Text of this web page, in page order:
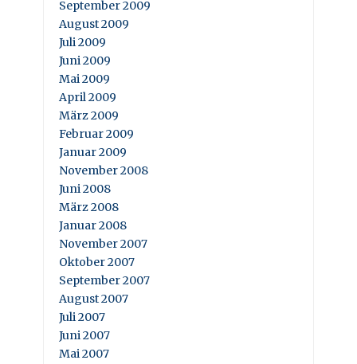
September 2009
August 2009
Juli 2009
Juni 2009
Mai 2009
April 2009
März 2009
Februar 2009
Januar 2009
November 2008
Juni 2008
März 2008
Januar 2008
November 2007
Oktober 2007
September 2007
August 2007
Juli 2007
Juni 2007
Mai 2007